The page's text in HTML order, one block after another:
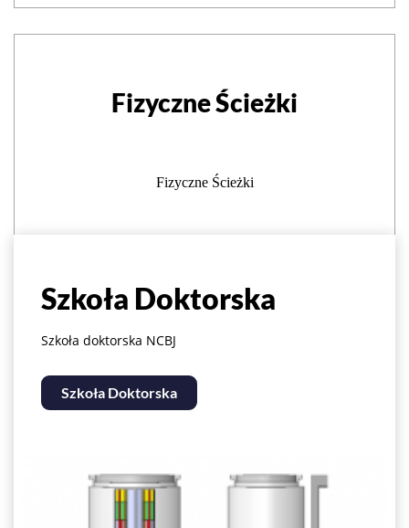
Fizyczne Ścieżki
Fizyczne Ścieżki
Szkoła Doktorska
Szkoła doktorska NCBJ
Szkoła Doktorska